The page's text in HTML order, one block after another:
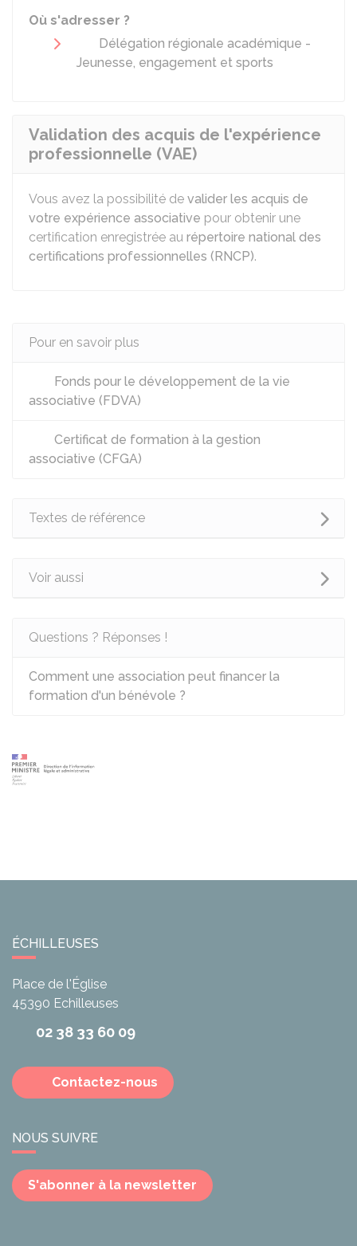
Où s'adresser ?
Délégation régionale académique -
Jeunesse, engagement et sports
Validation des acquis de l'expérience
professionnelle (VAE)
Vous avez la possibilité de valider les acquis de
votre expérience associative pour obtenir une
certification enregistrée au répertoire national des
certifications professionnelles (RNCP).
Pour en savoir plus
Fonds pour le développement de la vie
associative (FDVA)
Certificat de formation à la gestion
associative (CFGA)
Textes de référence
Voir aussi
Questions ? Réponses !
Comment une association peut financer la
formation d'un bénévole ?
ÉCHILLEUSES
Place de l'Église
45390 Echilleuses
02 38 33 60 09
Contactez-nous
NOUS SUIVRE
S'abonner à la newsletter